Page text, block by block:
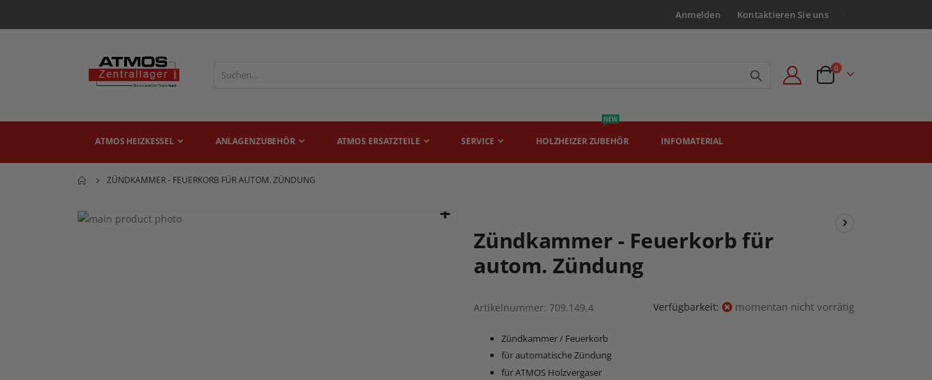
Anmelden Kontaktieren Sie uns
Angebotsanfrage
0 Artikel
ATMOS HEIZKESSEL ANLAGENZUBEHÖR ATMOS ERSATZTEILE SERVICE HOLZHEIZER ZUBEHÖR
NEW
INFOMATERIAL
ZÜNDKAMMER - FEUERKORB FÜR AUTOM. ZÜNDUNG
Zum
Zündkammer - Feuerkorb für
autom. Zündung
Artikelnummer 709.149.4 Verfügbarkeit: momentan nicht vorrätig
Zündkammer / Feuerkorb
für automatische Zündung
für ATMOS Holzvergaser